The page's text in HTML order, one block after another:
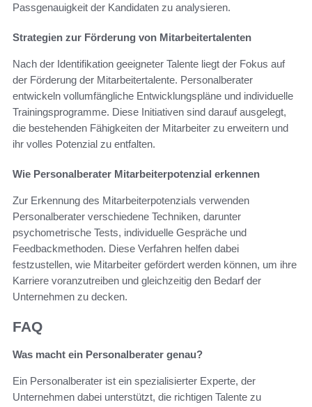
Passgenauigkeit der Kandidaten zu analysieren.
Strategien zur Förderung von Mitarbeitertalenten
Nach der Identifikation geeigneter Talente liegt der Fokus auf
der Förderung der Mitarbeitertalente. Personalberater
entwickeln vollumfängliche Entwicklungspläne und individuelle
Trainingsprogramme. Diese Initiativen sind darauf ausgelegt,
die bestehenden Fähigkeiten der Mitarbeiter zu erweitern und
ihr volles Potenzial zu entfalten.
Wie Personalberater Mitarbeiterpotenzial erkennen
Zur Erkennung des Mitarbeiterpotenzials verwenden
Personalberater verschiedene Techniken, darunter
psychometrische Tests, individuelle Gespräche und
Feedbackmethoden. Diese Verfahren helfen dabei
festzustellen, wie Mitarbeiter gefördert werden können, um ihre
Karriere voranzutreiben und gleichzeitig den Bedarf der
Unternehmen zu decken.
FAQ
Was macht ein Personalberater genau?
Ein Personalberater ist ein spezialisierter Experte, der
Unternehmen dabei unterstützt, die richtigen Talente zu